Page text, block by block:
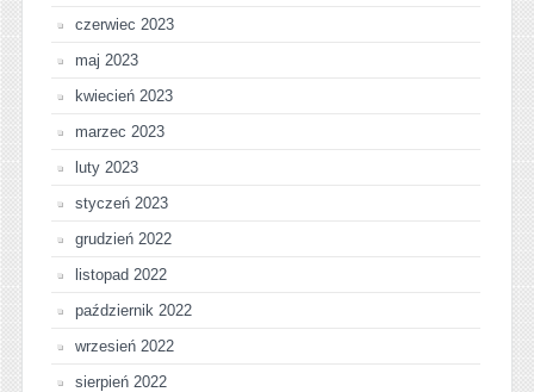
czerwiec 2023
maj 2023
kwiecień 2023
marzec 2023
luty 2023
styczeń 2023
grudzień 2022
listopad 2022
październik 2022
wrzesień 2022
sierpień 2022